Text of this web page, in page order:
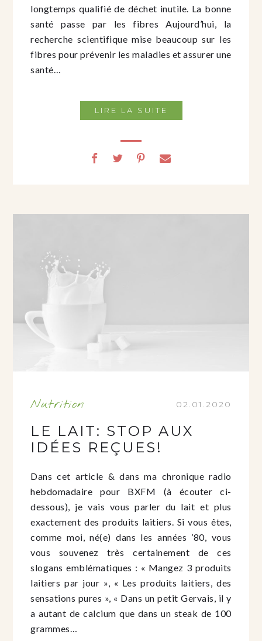
longtemps qualifié de déchet inutile. La bonne
santé passe par les fibres Aujourd’hui, la
recherche scientifique mise beaucoup sur les
fibres pour prévenir les maladies et assurer une
santé…
LIRE LA SUITE
Nutrition 02.01.2020
LE LAIT: STOP AUX
IDÉES REÇUES!
Dans cet article & dans ma chronique radio
hebdomadaire pour BXFM (à écouter ci-
dessous), je vais vous parler du lait et plus
exactement des produits laitiers. Si vous êtes,
comme moi, né(e) dans les années ’80, vous
vous souvenez très certainement de ces
slogans emblématiques : « Mangez 3 produits
laitiers par jour », « Les produits laitiers, des
sensations pures », « Dans un petit Gervais, il y
a autant de calcium que dans un steak de 100
grammes…